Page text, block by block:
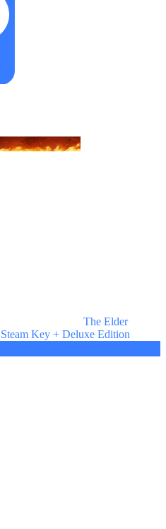
The Elder
Key + Deluxe Edition